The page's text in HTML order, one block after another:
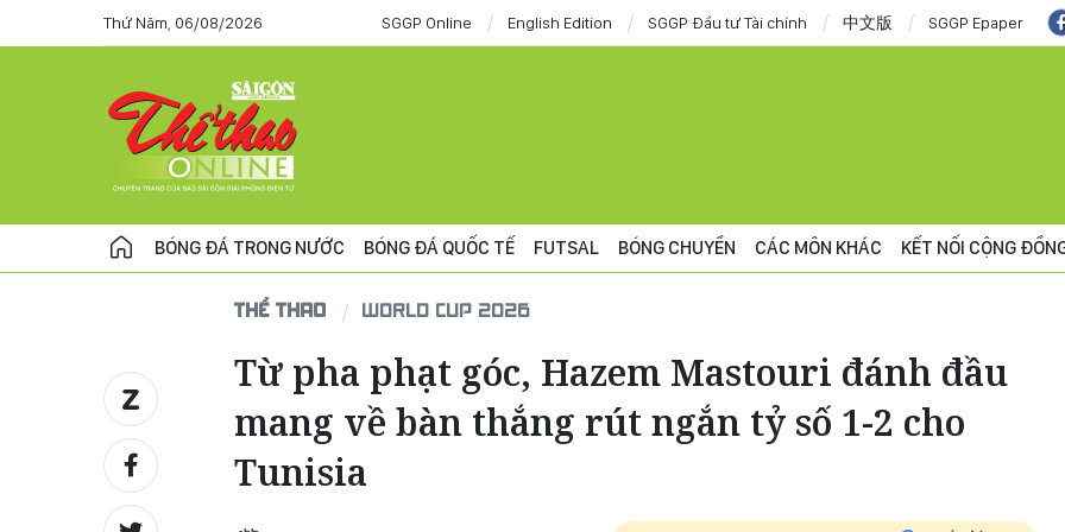
Thứ Năm, 06/08/2026 SGGP Online English Edition SGGP Đầu tư Tài chính 中文版 SGGP Epaper
BÓNG ĐÁ TRONG NƯỚC BÓNG ĐÁ QUỐC TẾ FUTSAL BÓNG CHUYỀN CÁC MÔN KHÁC KẾT NỐI CỘNG
THỂ THAO WORLD CUP 2026
Từ pha phạt góc, Hazem Mastouri đánh đầu
mang về bàn thắng rút ngắn tỷ số 1-2 cho
Tunisia